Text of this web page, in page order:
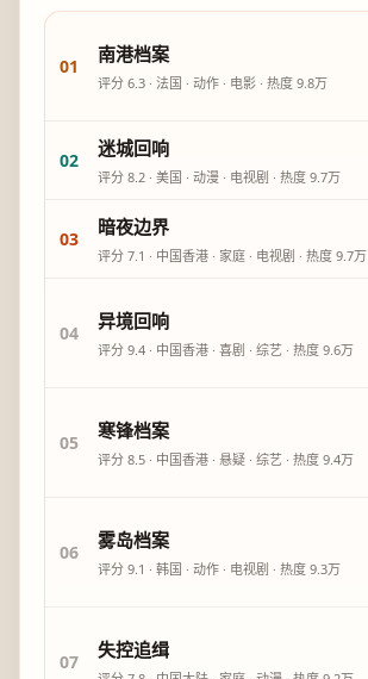
01
南港档案
评分 6.3 · 法国 · 动作 · 电影 · 热度 9.8万
02
迷城回响
评分 8.2 · 美国 · 动漫 · 电视剧 · 热度 9.7万
03
暗夜边界
评分 7.1 · 中国香港 · 家庭 · 电视剧 · 热度 9.7万
04
异境回响
评分 9.4 · 中国香港 · 喜剧 · 综艺 · 热度 9.6万
05
寒锋档案
评分 8.5 · 中国香港 · 悬疑 · 综艺 · 热度 9.4万
06
雾岛档案
评分 9.1 · 韩国 · 动作 · 电视剧 · 热度 9.3万
07
失控追缉